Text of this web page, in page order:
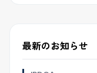
最新のお知らせ